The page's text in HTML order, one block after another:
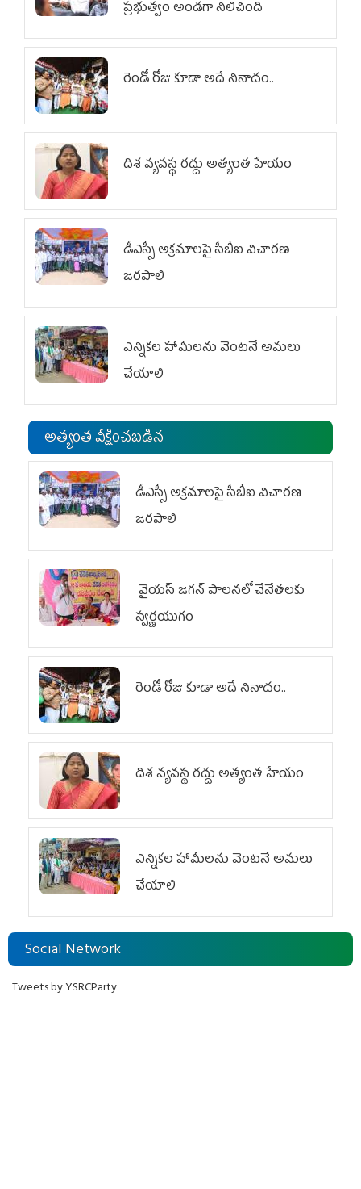
ప్రభుత్వం అండగా నిలిచింది
రెండో రోజు కూడా అదే నినాదం..
దిశ వ్యవస్థ రద్దు అత్యంత హేయం
డీఎస్సీ అక్రమాలపై సీబీఐ విచారణ
జరపాలి
ఎన్నికల హామీలను వెంటనే అమలు
చేయాలి
అత్యంత వీక్షించబడిన
డీఎస్సీ అక్రమాలపై సీబీఐ విచారణ
జరపాలి
వైయ‌స్ జగన్ పాలనలో చేనేతలకు
స్వర్ణయుగం
రెండో రోజు కూడా అదే నినాదం..
దిశ వ్యవస్థ రద్దు అత్యంత హేయం
ఎన్నికల హామీలను వెంటనే అమలు
చేయాలి
Social Network
Tweets by YSRCParty